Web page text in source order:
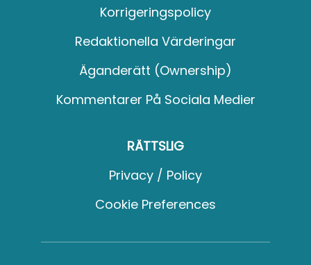
Korrigeringspolicy
Redaktionella Värderingar
Äganderätt (Ownership)
Kommentarer På Sociala Medier
RÄTTSLIG
Privacy / Policy
Cookie Preferences